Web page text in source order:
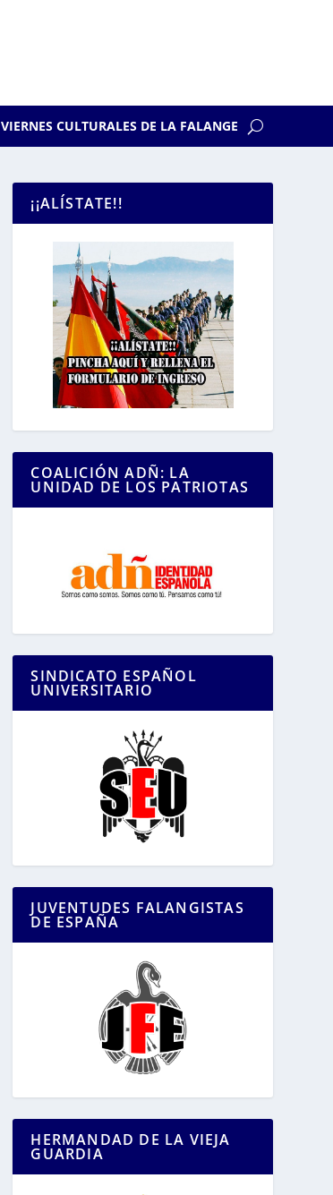
VIERNES CULTURALES DE LA FALANGE
¡¡ALÍSTATE!!
COALICIÓN ADÑ: LA
UNIDAD DE LOS PATRIOTAS
SINDICATO ESPAÑOL
UNIVERSITARIO
JUVENTUDES FALANGISTAS
DE ESPAÑA
HERMANDAD DE LA VIEJA
GUARDIA